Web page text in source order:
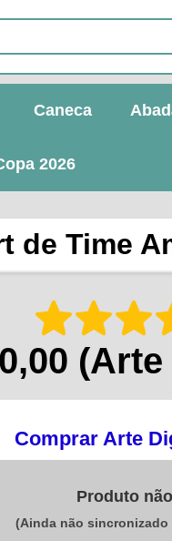
Caneca
2026
de Time
Comprar Arte
Produto
(Ainda não sincronizado